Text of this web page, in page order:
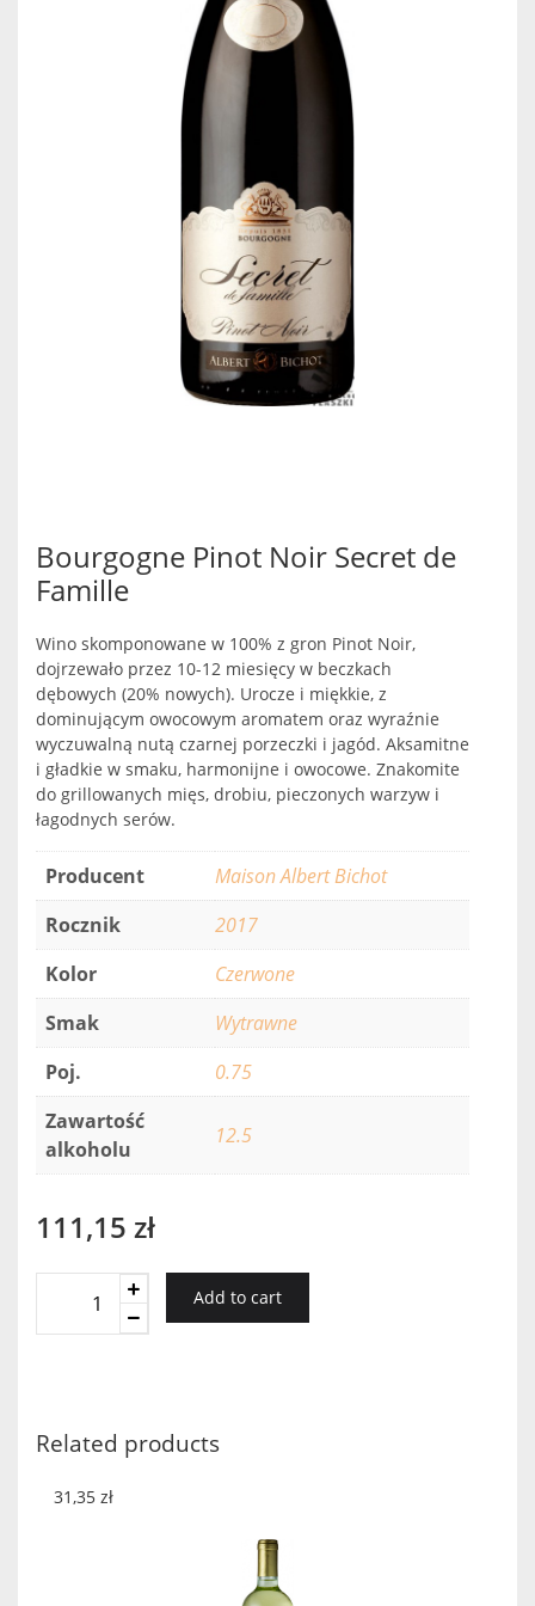
Bourgogne Pinot Noir Secret de
Famille
Wino skomponowane w 100% z gron Pinot Noir,
dojrzewało przez 10-12 miesięcy w beczkach
dębowych (20% nowych). Urocze i miękkie, z
dominującym owocowym aromatem oraz wyraźnie
wyczuwalną nutą czarnej porzeczki i jagód. Aksamitne
i gładkie w smaku, harmonijne i owocowe. Znakomite
do grillowanych mięs, drobiu, pieczonych warzyw i
łagodnych serów.
Producent
Maison Albert Bichot
Rocznik
2017
Kolor
Czerwone
Smak
Wytrawne
Poj.
0.75
Zawartość
alkoholu
12.5
111,15 zł
Bourgogne
Famille
quantity
Add to cart
Related products
31,35 zł